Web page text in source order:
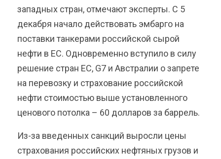
западных стран, отмечают эксперты. С 5
декабря начало действовать эмбарго на
поставки танкерами российской сырой
нефти в ЕС. Одновременно вступило в силу
решение стран ЕС, G7 и Австралии о запрете
на перевозку и страхование российской
нефти стоимостью выше установленного
ценового потолка – 60 долларов за баррель.
Из-за введенных санкций выросли цены
страхования российских нефтяных грузов и